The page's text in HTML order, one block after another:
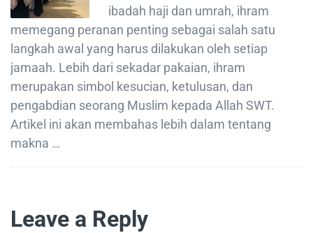
ibadah haji dan umrah, ihram
memegang peranan penting sebagai salah satu
langkah awal yang harus dilakukan oleh setiap
jamaah. Lebih dari sekadar pakaian, ihram
merupakan simbol kesucian, ketulusan, dan
pengabdian seorang Muslim kepada Allah SWT.
Artikel ini akan membahas lebih dalam tentang
makna …
Leave a Reply